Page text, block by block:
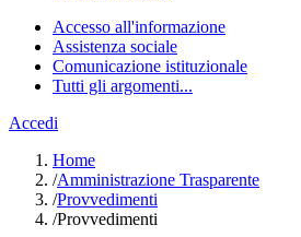
Accesso all'informazione
Assistenza sociale
Comunicazione istituzionale
Tutti gli argomenti...
Accedi
Home
/Amministrazione Trasparente
/Provvedimenti
/Provvedimenti